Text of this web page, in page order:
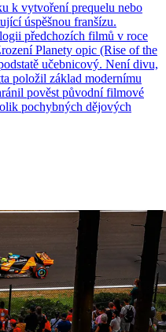
k vytvoření prequelu nebo
úspěšnou franšízu.
předchozích filmů v roce
Planety opic (Rise of the
učebnicový. Není divu,
položil základ modernímu
pověst původní filmové
pochybných dějových